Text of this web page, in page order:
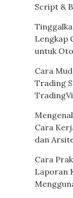
Script &
Lengkap
untuk
Cara
Trading
Cara
dan
Cara
Laporan